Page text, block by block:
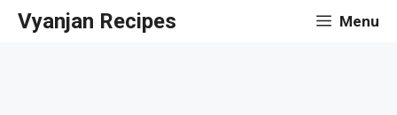
SkipVyanjan Recipes Menu